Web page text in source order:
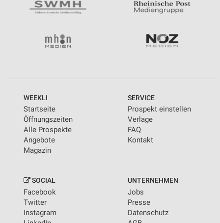
WEEKLI
Startseite
Öffnungszeiten
Alle Prospekte
Angebote
Magazin
SERVICE
Prospekt einstellen
Verlage
FAQ
Kontakt
SOCIAL
Facebook
Twitter
Instagram
UNTERNEHMEN
Jobs
Presse
Datenschutz